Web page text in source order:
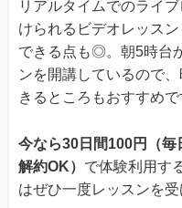
リアルタイムでのライ
けられるビデオレッス
できる点も◎。朝5時台
ンを開講しているので
きるところもおすすめで
今なら30日間100円（毎
解約OK） で体験利用す
はぜひ一度レッスンを受